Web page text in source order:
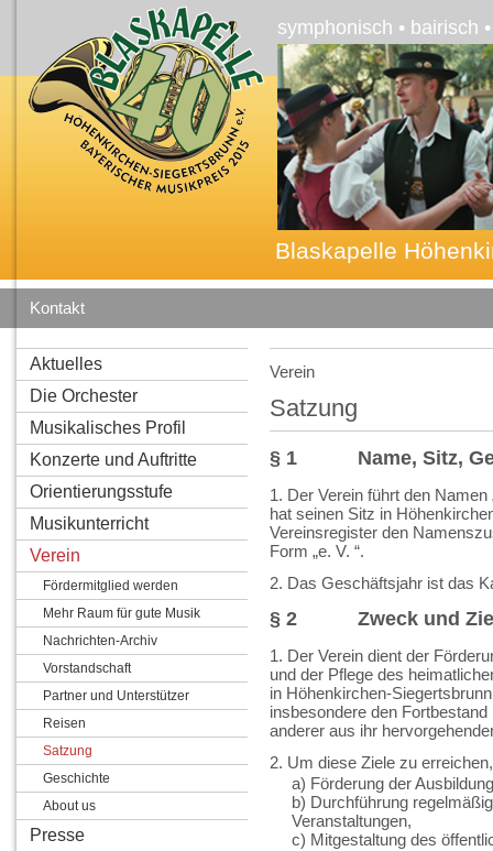
symphonisch • bairisch
Blaskapelle
Kontakt
Aktuelles
Die Orchester
Musikalisches Profil
Konzerte und Auftritte
Orientierungsstufe
Musikunterricht
Verein
Fördermitglied werden
Mehr Raum für gute Musik
Nachrichten-Archiv
Vorstandschaft
Partner und Unterstützer
Reisen
Satzung
Geschichte
About us
Presse
Verein
Satzung
§ 1 Name, Sitz,
1. Der Verein führt den
hat seinen Sitz in
Vereinsregister den
Form „e. V. “.
2. Das Geschäftsjahr ist das
§ 2 Zweck und
1. Der Verein dient der
und der Pflege des
in Höhenkirchen-
insbesondere den
anderer aus ihr
2. Um diese Ziele zu
a) Förderung der
b) Durchführung
Veranstaltungen,
c) Mitgestaltung des